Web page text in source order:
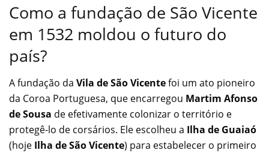
Como a fundação de São Vicente
em 1532 moldou o futuro do
país?
A fundação da Vila de São Vicentefoi um ato pioneiro
da Coroa Portuguesa, que encarregou Martim Afonso
de Sousa de efetivamente colonizar o território e
protegê-lo de corsários. Ele escolheu a Ilha de Guaiaó
(hoje Ilha de São Vicente) para estabelecer o primeiro